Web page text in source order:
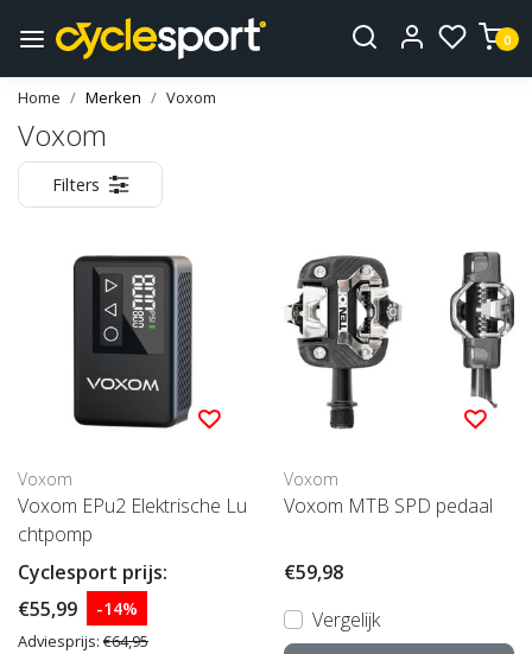
0
Home Merken Voxom
Voxom
Filters
Voxom
Voxom EPu2 Elektrische Lu
chtpomp
Cyclesport prijs:
€55,99
-14%
Adviesprijs: €64,95
Voxom
Voxom MTB SPD pedaal
€59,98
Vergelijk